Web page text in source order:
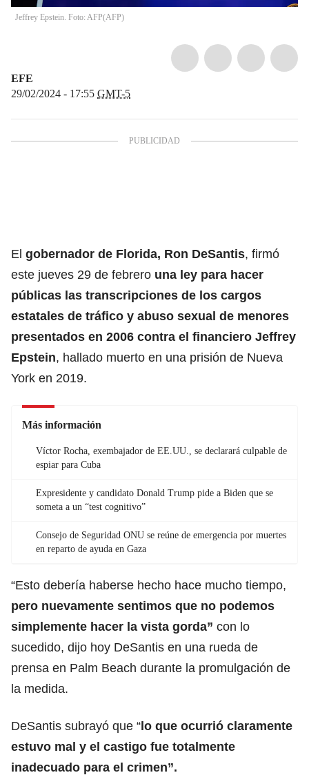
Jeffrey Epstein. Foto: AFP(AFP)
EFE
29/02/2024 - 17:55 GMT-5
El gobernador de Florida, Ron DeSantis, firmó
este jueves 29 de febrero una ley para hacer
públicas las transcripciones de los cargos
estatales de tráfico y abuso sexual de menores
presentados en 2006 contra el financiero Jeffrey
Epstein, hallado muerto en una prisión de Nueva
York en 2019.
Más información
Víctor Rocha, exembajador de EE.UU., se declarará culpable de
espiar para Cuba
Expresidente y candidato Donald Trump pide a Biden que se
someta a un “test cognitivo”
Consejo de Seguridad ONU se reúne de emergencia por muertes
en reparto de ayuda en Gaza
“Esto debería haberse hecho hace mucho tiempo,
pero nuevamente sentimos que no podemos
simplemente hacer la vista gorda” con lo
sucedido, dijo hoy DeSantis en una rueda de
prensa en Palm Beach durante la promulgación de
la medida.
DeSantis subrayó que “lo que ocurrió claramente
estuvo mal y el castigo fue totalmente
inadecuado para el crimen”.